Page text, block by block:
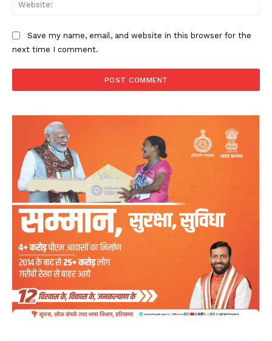
Save my name, email, and website in this browser for the
next time I comment.